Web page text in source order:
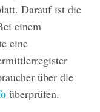
Darauf ist die
einem
eine
über die
überprüfen.